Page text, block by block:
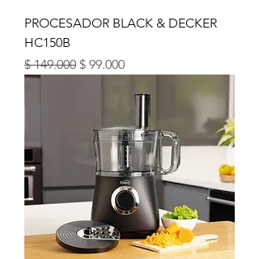
PROCESADOR BLACK & DECKER
HC150B
Precio
$ 149.000 Precio de oferta
$ 99.000